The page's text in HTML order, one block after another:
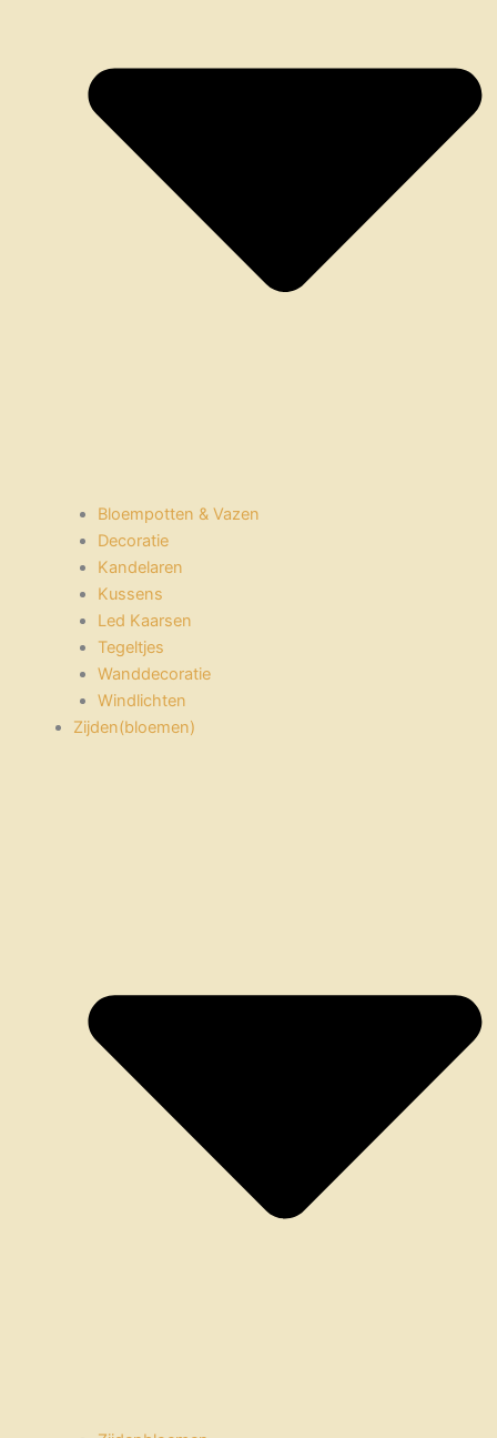
Bloempotten & Vazen
Decoratie
Kandelaren
Kussens
Led Kaarsen
Tegeltjes
Wanddecoratie
Windlichten
Zijden(bloemen)